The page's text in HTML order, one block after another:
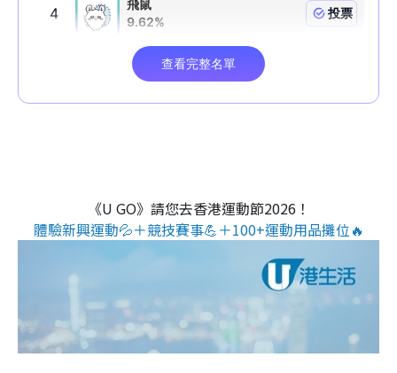
《U GO》請您去香港運動節2026！
體驗新興運動💦＋競技賽事💪＋100+運動用品攤位🔥